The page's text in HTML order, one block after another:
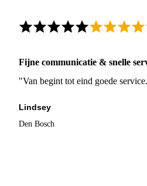
Fijne communicatie & snelle
"Van begint tot eind goede
Lindsey
Den Bosch